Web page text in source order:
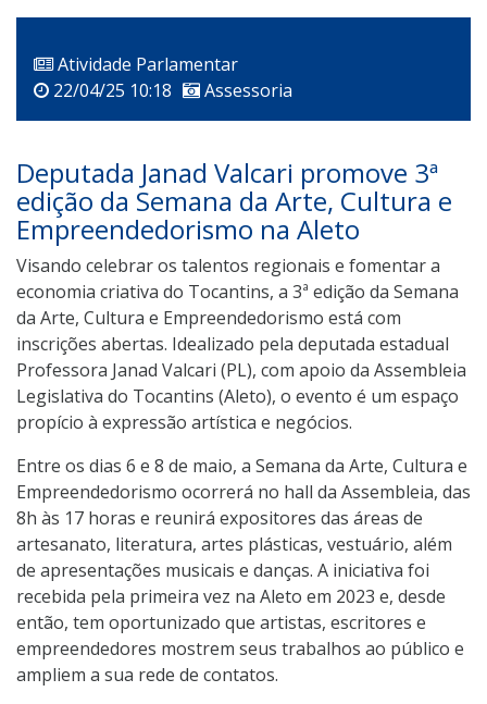
Atividade Parlamentar
22/04/25 10:18
Assessoria
Deputada Janad Valcari promove 3ª
edição da Semana da Arte, Cultura e
Empreendedorismo na Aleto
Visando celebrar os talentos regionais e fomentar a
economia criativa do Tocantins, a 3ª edição da Semana
da Arte, Cultura e Empreendedorismo está com
inscrições abertas. Idealizado pela deputada estadual
Professora Janad Valcari (PL), com apoio da Assembleia
Legislativa do Tocantins (Aleto), o evento é um espaço
propício à expressão artística e negócios.
Entre os dias 6 e 8 de maio, a Semana da Arte, Cultura e
Empreendedorismo ocorrerá no hall da Assembleia, das
8h às 17 horas e reunirá expositores das áreas de
artesanato, literatura, artes plásticas, vestuário, além
de apresentações musicais e danças. A iniciativa foi
recebida pela primeira vez na Aleto em 2023 e, desde
então, tem oportunizado que artistas, escritores e
empreendedores mostrem seus trabalhos ao público e
ampliem a sua rede de contatos.